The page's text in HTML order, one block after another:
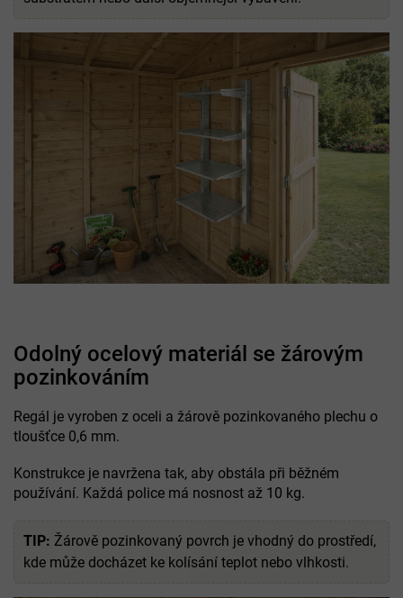
Odolný ocelový materiál se žárovým
pozinkováním
Regál je vyroben z oceli a žárově pozinkovaného plechu o
tloušťce 0,6 mm.
Konstrukce je navržena tak, aby obstála při běžném
používání. Každá police má nosnost až 10 kg.
TIP: Žárově pozinkovaný povrch je vhodný do prostředí,
kde může docházet ke kolísání teplot nebo vlhkosti.